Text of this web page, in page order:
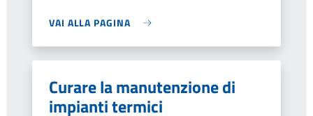
VAI ALLA PAGINA
Curare la manutenzione di
impianti termici